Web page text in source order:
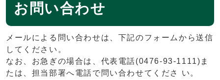
お問い合わせ
メールによる問い合わせは、下記のフォームから送信
してください。
なお、お急ぎの場合は、代表電話(0476-93-1111)ま
たは、担当部署へ電話で問い合わせてくださ い。